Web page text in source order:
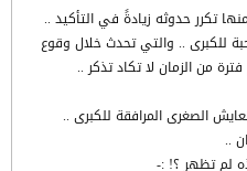
تكرر حدوثه زيادةً في التأكيد ..
للكبرى .. والتي تحدث خلال وقوع
من الزمان لا تكاد تذكر ..
الصغرى المرافقة للكبرى ..
..
لم تظهر ؟! :-